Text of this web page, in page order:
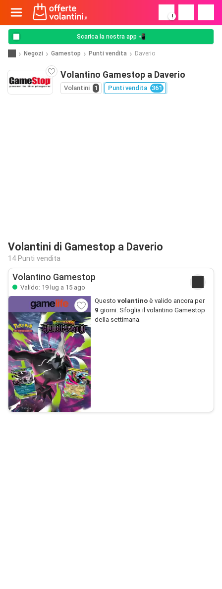
!
Scarica la nostra app 📲
Negozi Gamestop Punti vendita Daverio
Volantino Gamestop a Daverio
Volantini 1 Punti vendita 361
Volantini di Gamestop a Daverio
14 Punti vendita
Volantino Gamestop
Valido: 19 lug a 15 ago
Questo volantinoè valido ancora per
9 giorni. Sfoglia il volantino Gamestop
della settimana.